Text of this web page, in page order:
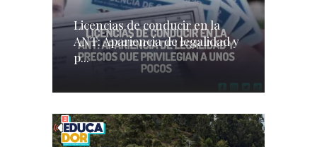
Licencias de conducir en la
ANT: Apariencia de legalidad y
p...